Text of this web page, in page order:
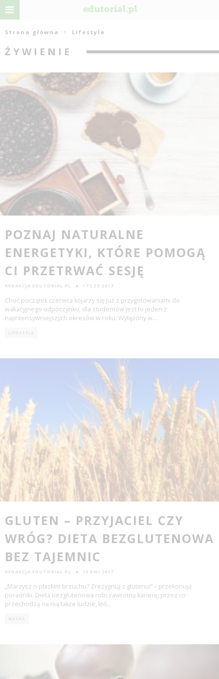
Strona główna Lifestyle
ŻYWIENIE
POZNAJ NATURALNE
ENERGETYKI, KTÓRE POMOGĄ
CI PRZETRWAĆ SESJĘ
REDAKCJA EDUTORIAL.PL 17 CZE 2017
Choć początek czerwca kojarzy się już z przygotowaniami do
wakacyjnego odpoczynku, dla studentów jest to jeden z
najintensywniejszych okresów w roku. Wytężony w...
LIFESTYLE
GLUTEN – PRZYJACIEL CZY
WRÓG? DIETA BEZGLUTENOWA
BEZ TAJEMNIC
REDAKCJA EDUTORIAL.PL 10 KWI 2017
„Marzysz o płaskim brzuchu? Zrezygnuj z glutenu!” – przekonują
poradniki. Dieta bezglutenowa robi zawrotną karierę, przez co
przechodzą na nią także ludzie, któ...
NAUKA